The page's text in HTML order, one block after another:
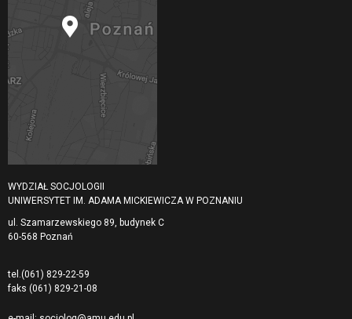
WYDZIAŁ SOCJOLOGII
UNIWERSYTET IM. ADAMA MICKIEWICZA W POZNANIU
ul. Szamarzewskiego 89, budynek C
60-568 Poznań
tel.(061) 829-22-59
faks (061) 829-21-08